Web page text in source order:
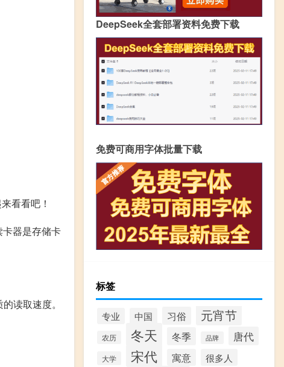
看看吧！
器是存储卡
读取速度。
DeepSeek全套部署资料免费下载
免费可商用字体批量下载
标签
专业 中国 习俗 元宵节
农历 冬天 冬季 品牌 唐代
大学 宋代 寓意 很多人